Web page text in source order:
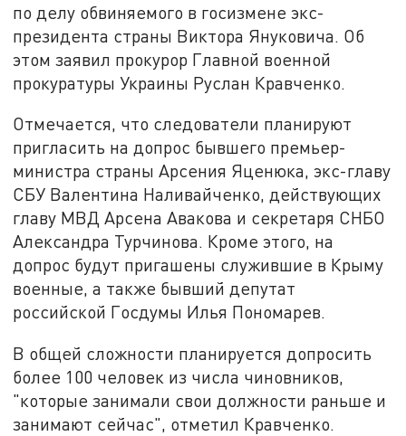
по делу обвиняемого в госизмене экс-
президента страны Виктора Януковича. Об
этом заявил прокурор Главной военной
прокуратуры Украины Руслан Кравченко.
Отмечается, что следователи планируют
пригласить на допрос бывшего премьер-
министра страны Арсения Яценюка, экс-главу
СБУ Валентина Наливайченко, действующих
главу МВД Арсена Авакова и секретаря СНБО
Александра Турчинова. Кроме этого, на
допрос будут пригашены служившие в Крыму
военные, а также бывший депутат
российской Госдумы Илья Пономарев.
В общей сложности планируется допросить
более 100 человек из числа чиновников,
"которые занимали свои должности раньше и
занимают сейчас", отметил Кравченко.